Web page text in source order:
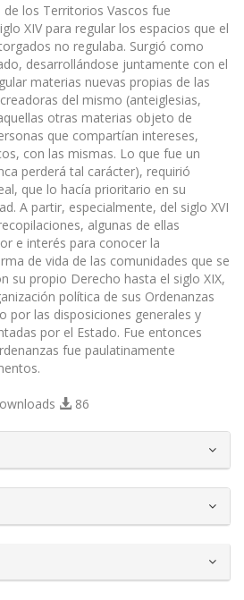
de los Territorios Vascos fue
XIV para regular los espacios que el
no regulaba. Surgió como
desarrollándose juntamente con el
materias nuevas propias de las
del mismo (anteiglesias,
otras materias objeto de
que compartían intereses,
con las mismas. Lo que fue un
perderá tal carácter), requirió
que lo hacía prioritario en su
A partir, especialmente, del siglo XVI
algunas de ellas
e interés para conocer la
de vida de las comunidades que se
su propio Derecho hasta el siglo XIX,
política de sus Ordenanzas
por las disposiciones generales y
por el Estado. Fue entonces
fue paulatinamente
86